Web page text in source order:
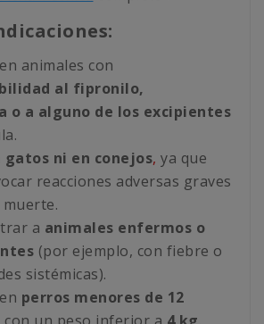
animales con
al fipronilo,
o a alguno de los excipientes
gatos ni en conejos, ya que
reacciones adversas graves
a animales enfermos o
(por ejemplo, con fiebre o
sistémicas).
perros menores de 12